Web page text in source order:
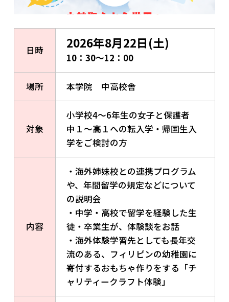
日時 2026年8月22日(土)
10：30～12：00
場所 本学院 中高校舎
対象
小学校4〜6年生の女子と保護者
中１～高１への転入学・帰国生入
学をご検討の方
内容
・海外姉妹校との連携プログラム
や、年間留学の規定などについて
の説明会
・中学・高校で留学を経験した生
徒・卒業生が、体験談をお話
・海外体験学習先としても長年交
流のある、フィリピンの幼稚園に
寄付するおもちゃ作りをする「チ
ャリティークラフト体験」